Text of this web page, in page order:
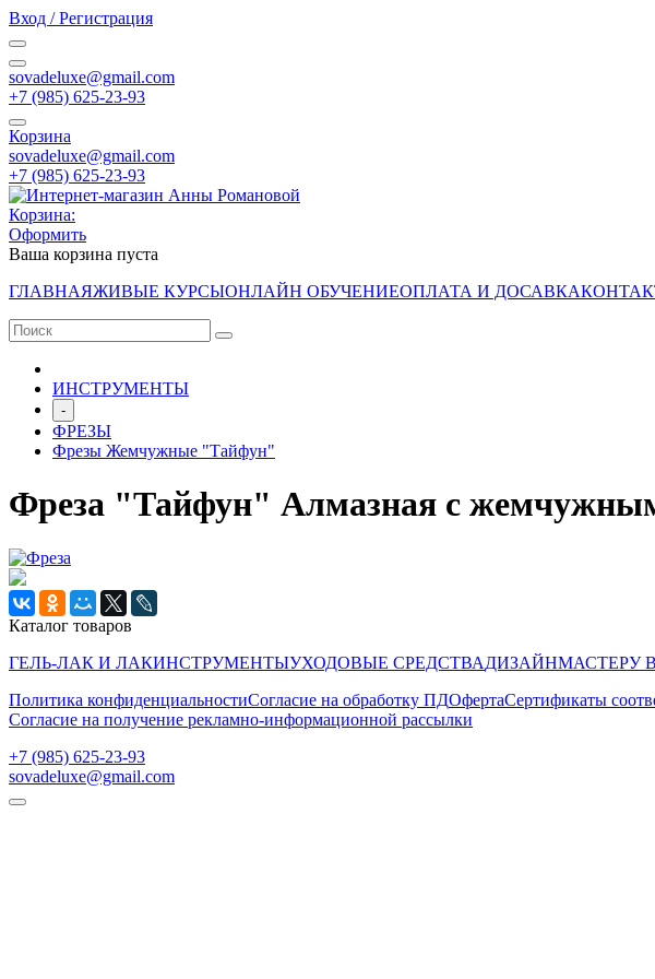
Вход / Регистрация
sovadeluxe@gmail.com
‭+7 (985) 625-23-93‬
Корзина
sovadeluxe@gmail.com
‭+7 (985) 625-23-93‬
Корзина:
Оформить
Ваша корзина пуста
ГЛАВНАЯЖИВЫЕ КУРСЫОНЛАЙН ОБУЧЕНИЕОПЛАТА И ДОСАВКА
ИНСТРУМЕНТЫ
-
ФРЕЗЫ
Фрезы Жемчужные "Тайфун"
Фреза "Тайфун" Алмазная с
Каталог товаров
ГЕЛЬ-ЛАК И ЛАКИНСТРУМЕНТЫУХОДОВЫЕ СРЕДСТВАДИЗАЙНМАСТЕРУ
Политика конфиденциальностиСогласие на обработку ПДОфертаСертификаты
Согласие на получение рекламно-информационной рассылки
‭+7 (985) 625-23-93‬
sovadeluxe@gmail.com